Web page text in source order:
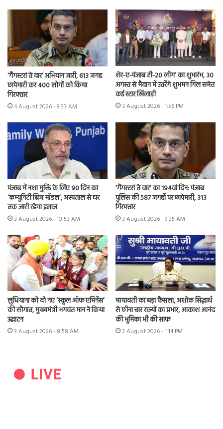
‘गैंगस्टरां ते वार’ अभियान जारी, 613 जगह
छापेमारी कर 400 लोगों को किया
गिरफ्तार
4 August 2026 - 9:33 AM
शेर-ए-पंजाब टी-20 लीग’ का शुभारंभ, 30
अगस्त से मैदान में उतरेंगे शुभमन गिल समेत
कई स्टार खिलाड़ी
3 August 2026 - 1:56 PM
पंजाब में नशा मुक्ति के लिए 90 दिन का
‘कम्युनिटी ब्रिज मॉडल’, अस्पताल से घर
तक जारी रहेगा इलाज
3 August 2026 - 10:53 AM
‘गैंगस्टरां ते वार’ का 194वां दिन: पंजाब
पुलिस की 587 जगहों पर छापेमारी, 313
गिरफ्तार
3 August 2026 - 9:35 AM
लुधियाना को दो नए ‘स्कूल ऑफ एमिनेंस’
की सौगात, मुख्यमंत्री भगवंत मान ने किया
उद्घाटन
3 August 2026 - 8:58 AM
मायावती का बड़ा फैसला, अशोक सिद्धार्थ
से छीना चार राज्यों का प्रभार, आकाश आनंद
की भूमिका भी की साफ
2 August 2026 - 1:14 PM